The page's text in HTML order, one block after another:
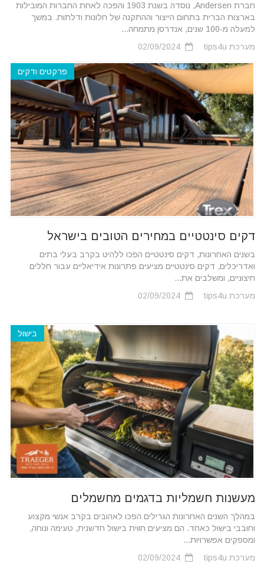
חברת Andersen, נוסדה בשנת 1903 והפכה לאחת החברות המובילות
בארצות הברית בתחום הייצור וההתקנה של חלונות ודלתות. במשך
למעלה מ-100 שנים, אנדרסן מתמחה...
מערכת tips4u
02/09/2024
פרקטים ודקים
דקים סינטטיים במחירים הטובים בישראל
בשנים האחרונות, דקים סינטטיים הפכו ללהיט בקרב בעלי בתים
ואדריכלים, דקים סינטטיים מציעים פתרונות אידיאליים עבור חללים
חיצוניים, ומשלבים את...
מערכת tips4u
02/09/2024
בישול
מעשנות חשמליות בדגמים מחשמלים
במהלך השנים האחרונות הגרילים הפכו לאהובים בקרב אנשי מקצוע
וחובבי בישול כאחד. הם מציעים חווית בישול חדשנית, טעימה ונוחה,
ומספקים אפשרויות...
מערכת tips4u
02/09/2024